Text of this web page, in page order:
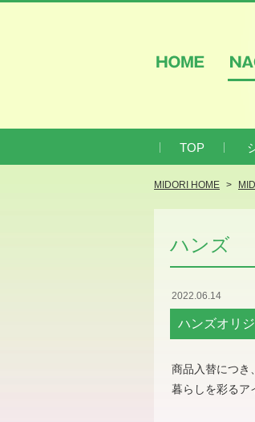
TOP
MIDORI HOME
ハンズ
2022.06.14
ハンズオリ
商品入替につき
暮らしを彩るア